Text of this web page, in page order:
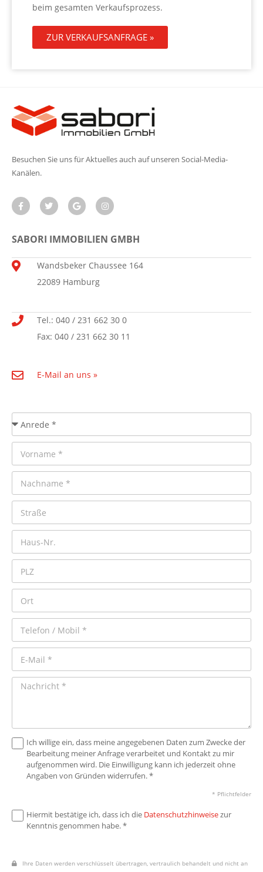
beim gesamten Verkaufsprozess.
ZUR VERKAUFSANFRAGE »
Besuchen Sie uns für Aktuelles auch auf unseren Social-Media-
Kanälen.
SABORI IMMOBILIEN GMBH
Wandsbeker Chaussee 164
22089 Hamburg
Tel.: 040 / 231 662 30 0
Fax: 040 / 231 662 30 11
E-Mail an uns »
Ich willige ein, dass meine angegebenen Daten zum Zwecke der
Bearbeitung meiner Anfrage verarbeitet und Kontakt zu mir
aufgenommen wird. Die Einwilligung kann ich jederzeit ohne
Angaben von Gründen widerrufen. *
* Pflichtfelder
Hiermit bestätige ich, dass ich die Datenschutzhinweisezur
Kenntnis genommen habe. *
Ihre Daten werden verschlüsselt übertragen, vertraulich behandelt und nicht an